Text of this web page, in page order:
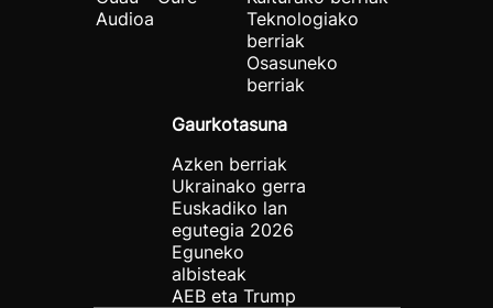
Audioa
Teknologiako
berriak
Osasuneko
berriak
Gaurkotasuna
Azken berriak
Ukrainako gerra
Euskadiko lan
egutegia 2026
Eguneko
albisteak
AEB eta Trump